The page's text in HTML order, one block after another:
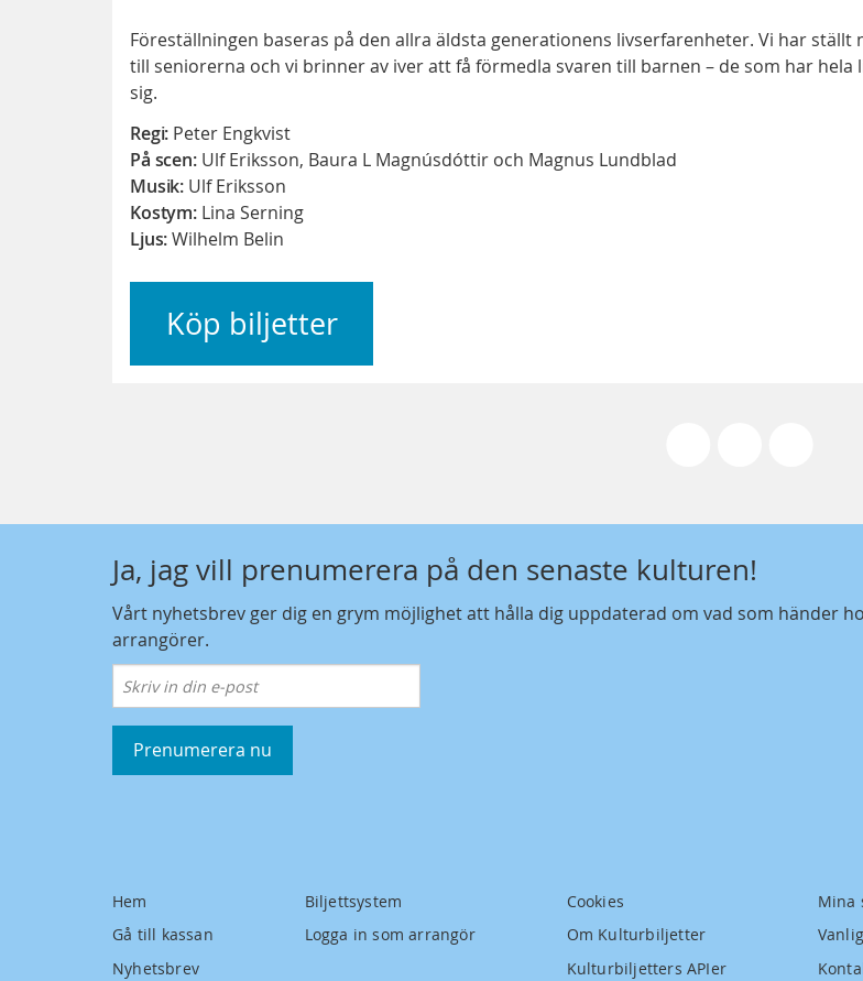
Föreställningen baseras på den allra äldsta generationens livserfarenheter. Vi har ställt
till seniorerna och vi brinner av iver att få förmedla svaren till barnen – de som har hela
sig.
Regi: Peter Engkvist
På scen:Ulf Eriksson, Baura L Magnúsdóttir och Magnus Lundblad
Musik: Ulf Eriksson
Kostym:Lina Serning
Ljus:Wilhelm Belin
Köp biljetter
Ja, jag vill prenumerera på den senaste kulturen!
Vårt nyhetsbrev ger dig en grym möjlighet att hålla dig uppdaterad om vad som händer
arrangörer.
Prenumerera nu
Hem
Gå till kassan
Nyhetsbrev
Biljettsystem
Logga in som arrangör
Cookies
Om Kulturbiljetter
Kulturbiljetters APIer
Mina